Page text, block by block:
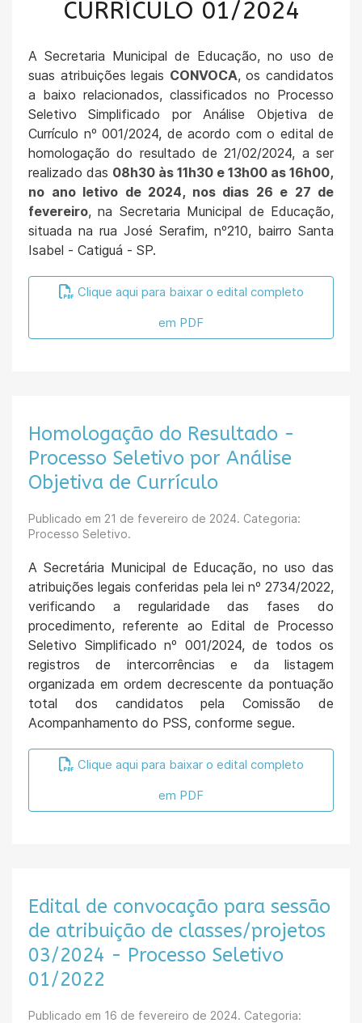
CURRÍCULO 01/2024
A Secretaria Municipal de Educação, no uso de
suas atribuições legais CONVOCA, os candidatos
a baixo relacionados, classificados no Processo
Seletivo Simplificado por Análise Objetiva de
Currículo nº 001/2024, de acordo com o edital de
homologação do resultado de 21/02/2024, a ser
realizado das 08h30 às 11h30 e 13h00 as 16h00,
no ano letivo de 2024, nos dias 26 e 27 de
fevereiro, na Secretaria Municipal de Educação,
situada na rua José Serafim, nº210, bairro Santa
Isabel - Catiguá - SP.
Clique aqui para baixar o edital completo
em PDF
Homologação do Resultado -
Processo Seletivo por Análise
Objetiva de Currículo
Publicado em 21 de fevereiro de 2024. Categoria:
Processo Seletivo.
A Secretária Municipal de Educação, no uso das
atribuições legais conferidas pela lei nº 2734/2022,
verificando a regularidade das fases do
procedimento, referente ao Edital de Processo
Seletivo Simplificado nº 001/2024, de todos os
registros de intercorrências e da listagem
organizada em ordem decrescente da pontuação
total dos candidatos pela Comissão de
Acompanhamento do PSS, conforme segue.
Clique aqui para baixar o edital completo
em PDF
Edital de convocação para sessão
de atribuição de classes/projetos
03/2024 - Processo Seletivo
01/2022
Publicado em 16 de fevereiro de 2024. Categoria: